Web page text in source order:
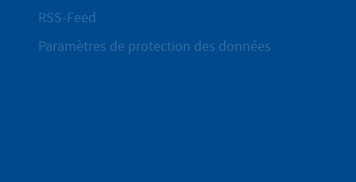
RSS-Feed
Paramètres de protection des données